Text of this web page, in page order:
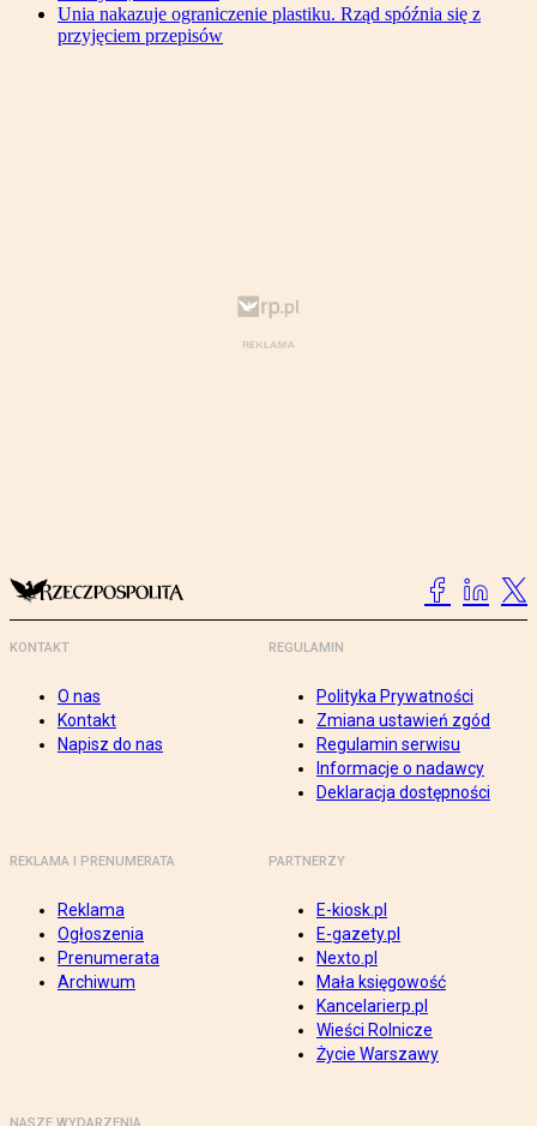
Unia nakazuje ograniczenie plastiku. Rząd spóźnia się z
przyjęciem przepisów
KONTAKT
O nas
Kontakt
Napisz do nas
REGULAMIN
Polityka Prywatności
Zmiana ustawień zgód
Regulamin serwisu
Informacje o nadawcy
Deklaracja dostępności
REKLAMA I PRENUMERATA
Reklama
Ogłoszenia
Prenumerata
Archiwum
PARTNERZY
E-kiosk.pl
E-gazety.pl
Nexto.pl
Mała księgowość
Kancelarierp.pl
Wieści Rolnicze
Życie Warszawy